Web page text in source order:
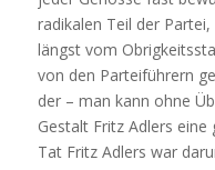
radikalen Teil der
längst vom
von den Parteiführern
der – man kann ohne
Gestalt Fritz Adlers
Tat Fritz Adlers war